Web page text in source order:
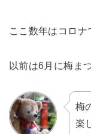
ここ数年はコロナ
以前は6月に梅ま
梅
楽